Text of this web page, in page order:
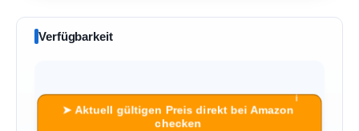
Verfügbarkeit
➤ Aktuell gültigen Preis direkt bei Amazon
checken
ℹ︎